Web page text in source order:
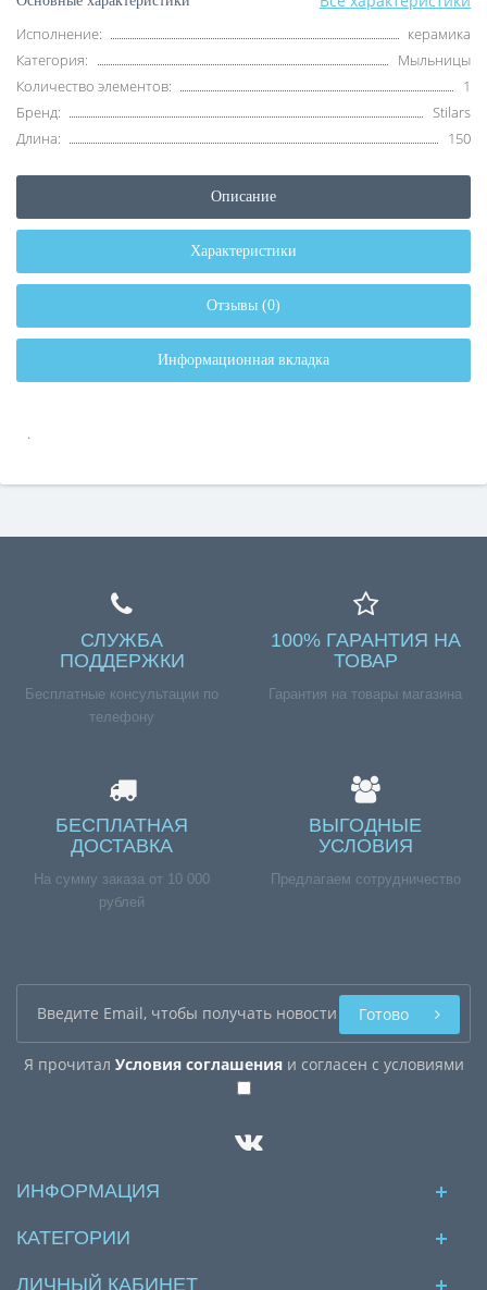
Исполнение:
керамика
Категория:
Мыльницы
Количество элементов:
1
Бренд:
Stilars
Длина:
150
Описание
Характеристики
Отзывы (0)
Информационная вкладка
.
СЛУЖБА
ПОДДЕРЖКИ
Бесплатные консультации по
телефону
100% ГАРАНТИЯ НА
ТОВАР
Гарантия на товары магазина
БЕСПЛАТНАЯ
ДОСТАВКА
На сумму заказа от 10 000
рублей
ВЫГОДНЫЕ
УСЛОВИЯ
Предлагаем сотрудничество
Я прочитал Условия соглашенияи согласен с условиями
Готово
ИНФОРМАЦИЯ
КАТЕГОРИИ
ЛИЧНЫЙ КАБИНЕТ